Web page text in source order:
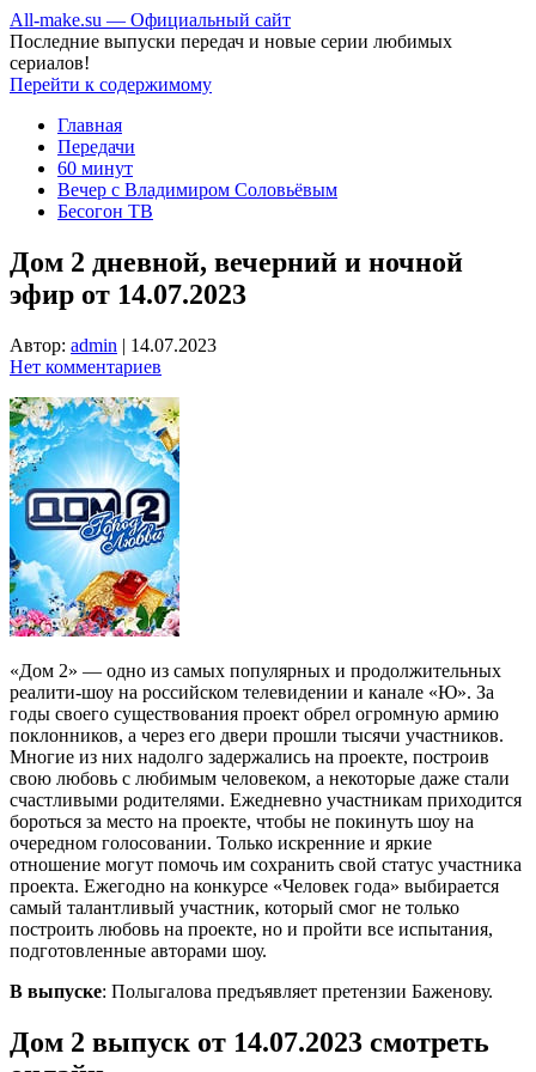
All-make.su — Официальный сайт
Последние выпуски передач и новые серии любимых
сериалов!
Перейти к содержимому
Главная
Передачи
60 минут
Вечер с Владимиром Соловьёвым
Бесогон ТВ
Дом 2 дневной, вечерний и ночной
эфир от 14.07.2023
Автор: admin | 14.07.2023
Нет комментариев
«Дом 2» — одно из самых популярных и продолжительных
реалити-шоу на российском телевидении и канале «Ю». За
годы своего существования проект обрел огромную армию
поклонников, а через его двери прошли тысячи участников.
Многие из них надолго задержались на проекте, построив
свою любовь с любимым человеком, а некоторые даже стали
счастливыми родителями. Ежедневно участникам приходится
бороться за место на проекте, чтобы не покинуть шоу на
очередном голосовании. Только искренние и яркие
отношение могут помочь им сохранить свой статус участника
проекта. Ежегодно на конкурсе «Человек года» выбирается
самый талантливый участник, который смог не только
построить любовь на проекте, но и пройти все испытания,
подготовленные авторами шоу.
В выпуске: Полыгалова предъявляет претензии Баженову.
Дом 2 выпуск от 14.07.2023 смотреть